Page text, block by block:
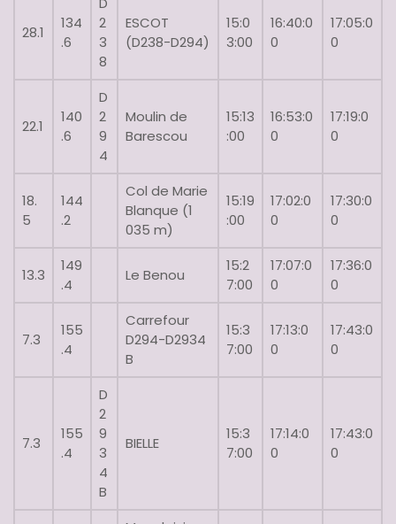
28.1
134
.6
2
3
8
ESCOT
(D238-D294)
15:0
3:00
16:40:0
0
17:05:0
0
22.1
140
.6
D
2
9
4
Moulin de
Barescou
15:13
:00
16:53:0
0
17:19:0
0
18.
5
144
.2
Col de Marie
Blanque (1
035 m)
15:19
:00
17:02:0
0
17:30:0
0
13.3
149
.4
Le Benou
15:2
7:00
17:07:0
0
17:36:0
0
7.3
155
.4
Carrefour
D294-D2934
B
15:3
7:00
17:13:0
0
17:43:0
0
7.3
155
.4
D
2
9
3
4
B
BIELLE
15:3
7:00
17:14:0
0
17:43:0
0